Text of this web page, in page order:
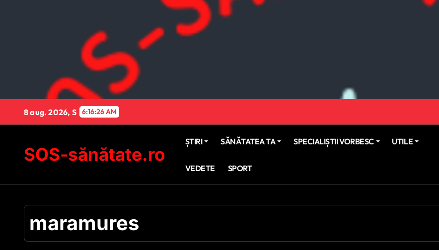
8 aug. 2026, S 6:16:27 AM
SOS-sănătate.ro
ȘTIRI SĂNĂTATEA TA SPECIALIȘTII VORBESC UTILE
VEDETE SPORT
maramures